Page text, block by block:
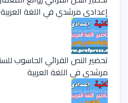
إعدادي مرشدي في اللغة العربية
تحضير النص القرائي الحاسوب
مرشدي في اللغة العربية